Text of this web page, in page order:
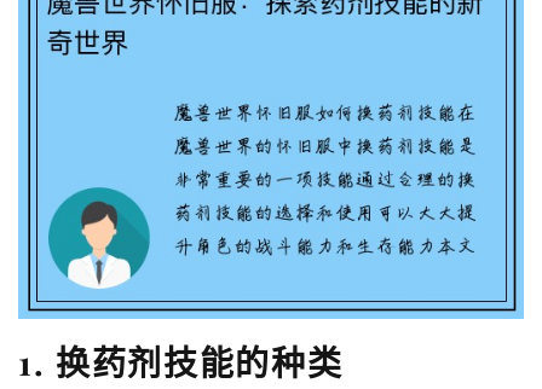
1. 换药剂技能的种类